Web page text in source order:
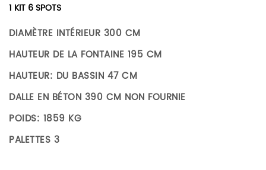
1 KIT 6 SPOTS
DIAMÈTRE INTÉRIEUR 300 CM
HAUTEUR DE LA FONTAINE 195 CM
HAUTEUR: DU BASSIN 47 CM
DALLE EN BÉTON 390 CM NON FOURNIE
POIDS: 1859 KG
PALETTES 3